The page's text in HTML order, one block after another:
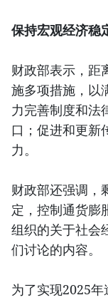
保持宏观经济稳
财政部表示，距
施多项措施，以
力完善制度和法
口；促进和更新
力。
财政部还强调，
定，控制通货膨
组织的关于社会
们讨论的内容。
为了实现2025